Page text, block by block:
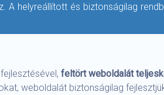
A helyreállított és biztonságilag
feltört weboldalát
weboldalát biztonságilag